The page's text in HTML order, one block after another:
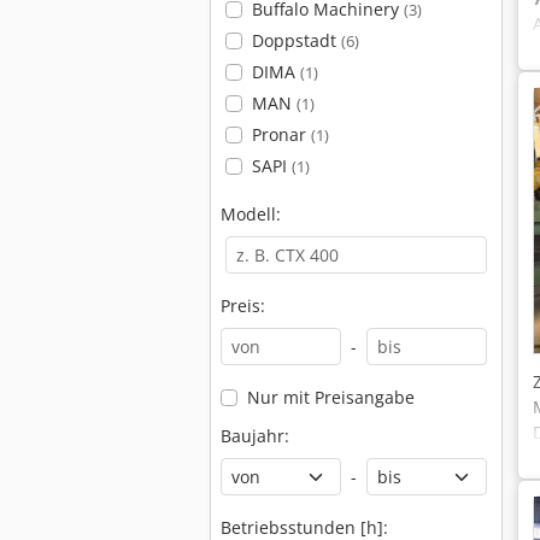
Buffalo Machinery (3)
Doppstadt (6)
DIMA (1)
MAN (1)
Pronar (1)
SAPI (1)
Modell:
Preis:
-
Nur mit Preisangabe
Baujahr:
-
Betriebsstunden [h]: